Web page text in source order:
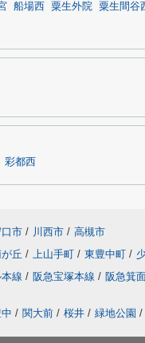
船場西 粟生外院 粟生間谷
彩都西
市 / 川西市 / 高槻市
丘 / 上山手町 / 東豊中町 /
線 / 阪急宝塚本線 / 阪急箕
/ 関大前 / 桜井 / 緑地公園 /